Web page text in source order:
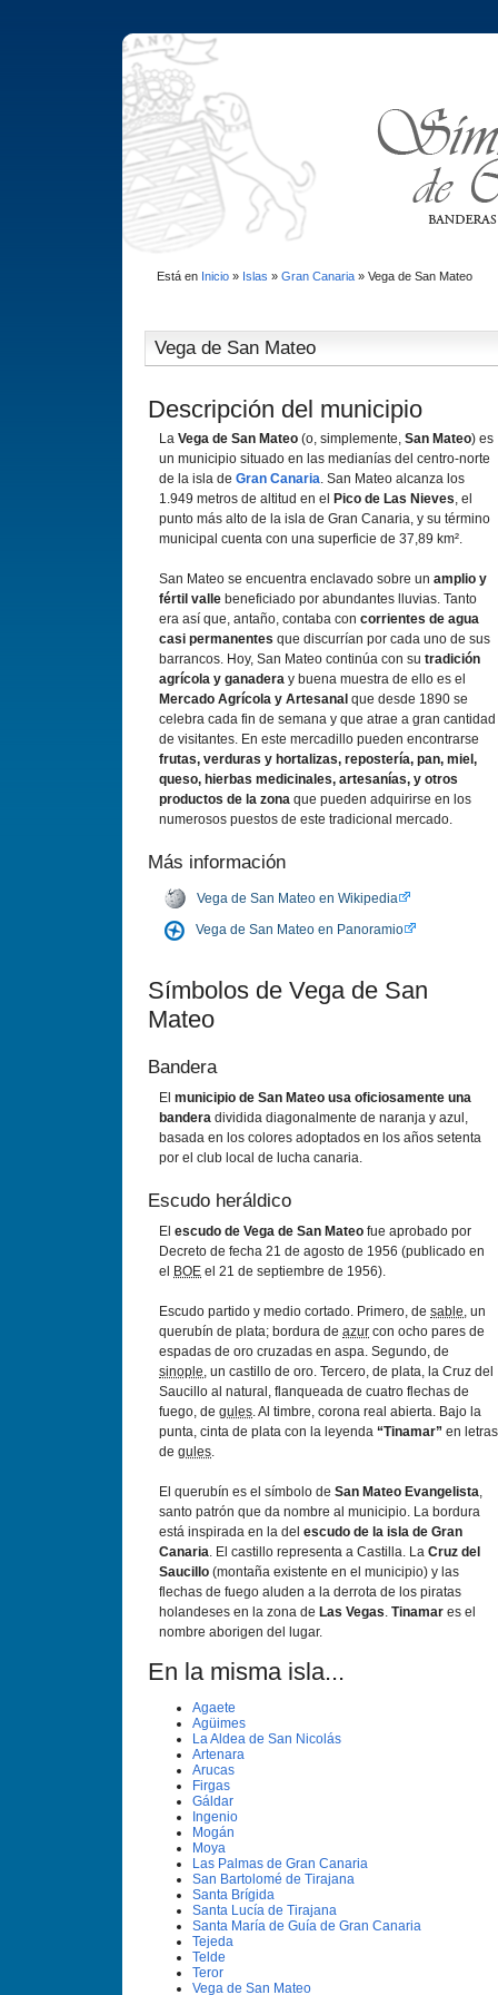
Está en Inicio» Islas » Gran Canaria» Vega de San Mateo
Vega de San Mateo
Descripción del municipio
La Vega de San Mateo (o, simplemente, San Mateo) es
un municipio situado en las medianías del centro-norte
de la isla de Gran Canaria. San Mateo alcanza los
1.949 metros de altitud en el
Pico de Las Nieves, el
punto más alto de la isla de Gran Canaria, y su término
municipal cuenta con una superficie de 37,89 km².
San Mateo se encuentra enclavado sobre un amplio y
fértil valle beneficiado por abundantes lluvias. Tanto
era así que, antaño, contaba con corrientes de agua
casi permanentes que discurrían por cada uno de sus
barrancos. Hoy, San Mateo continúa con su tradición
agrícola y ganadera y buena muestra de ello es el
Mercado Agrícola y Artesanal que desde 1890 se
celebra cada fin de semana y que atrae a gran cantidad
de visitantes. En este mercadillo pueden encontrarse
frutas, verduras y hortalizas, repostería, pan, miel,
queso, hierbas medicinales, artesanías, y otros
productos de la zona que pueden adquirirse en los
numerosos puestos de este tradicional mercado.
Más información
Vega de San Mateo en Wikipedia
Vega de San Mateo en Panoramio
Símbolos de Vega de San
Mateo
Bandera
El municipio de San Mateo usa oficiosamente una
bandera dividida diagonalmente de naranja y azul,
basada en los colores adoptados en los años setenta
por el club local de lucha canaria.
Escudo heráldico
El escudo de Vega de San Mateo fue aprobado por
Decreto de fecha 21 de agosto de 1956 (publicado en
el
BOE el 21 de septiembre de 1956).
Escudo partido y medio cortado. Primero, de sable, un
querubín de plata; bordura de azur con ocho pares de
espadas de oro cruzadas en aspa. Segundo, de
sinople, un castillo de oro. Tercero, de plata, la Cruz del
Saucillo al natural, flanqueada de cuatro flechas de
fuego, de gules. Al timbre, corona real abierta. Bajo la
punta, cinta de plata con la leyenda “Tinamar” en letras
de gules.
El querubín es el símbolo de San Mateo Evangelista,
santo patrón que da nombre al municipio. La bordura
está inspirada en la del escudo de la isla de Gran
Canaria. El castillo representa a Castilla. La Cruz del
Saucillo (montaña existente en el municipio) y las
flechas de fuego aluden a la derrota de los piratas
holandeses en la zona de Las Vegas. Tinamar es el
nombre aborigen del lugar.
En la misma isla...
Agaete
Agüimes
La Aldea de San Nicolás
Artenara
Arucas
Firgas
Gáldar
Ingenio
Mogán
Moya
Las Palmas de Gran Canaria
San Bartolomé de Tirajana
Santa Brí­gida
Santa Lucí­a de Tirajana
Santa Marí­a de Guí­a de Gran Canaria
Tejeda
Telde
Teror
Vega de San Mateo